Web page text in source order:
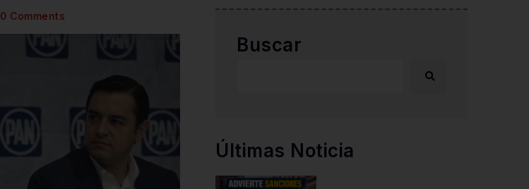
0 Comments
Buscar
Últimas Noticia